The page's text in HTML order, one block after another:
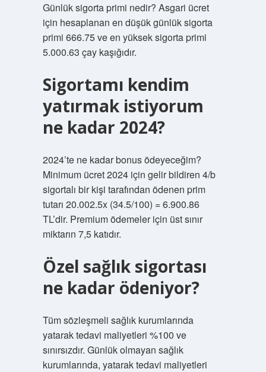
Günlük sigorta primi nedir? Asgari ücret
için hesaplanan en düşük günlük sigorta
primi 666.75 ve en yüksek sigorta primi
5.000.63 çay kaşığıdır.
Sigortamı kendim
yatırmak istiyorum
ne kadar 2024?
2024’te ne kadar bonus ödeyeceğim?
Minimum ücret 2024 için gelir bildiren 4/b
sigortalı bir kişi tarafından ödenen prim
tutarı 20.002.5x (34.5/100) = 6.900.86
TL’dir. Premium ödemeler için üst sınır
miktarın 7,5 katıdır.
Özel sağlık sigortası
ne kadar ödeniyor?
Tüm sözleşmeli sağlık kurumlarında
yatarak tedavi maliyetleri %100 ve
sınırsızdır. Günlük olmayan sağlık
kurumlarında, yatarak tedavi maliyetleri